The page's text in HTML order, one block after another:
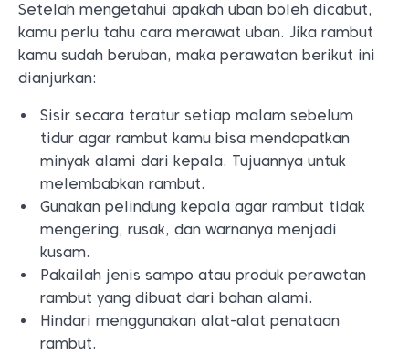
Setelah mengetahui apakah uban boleh dicabut,
kamu perlu tahu cara merawat uban. Jika rambut
kamu sudah beruban, maka perawatan berikut ini
dianjurkan:
Sisir secara teratur setiap malam sebelum
tidur agar rambut kamu bisa mendapatkan
minyak alami dari kepala. Tujuannya untuk
melembabkan rambut.
Gunakan pelindung kepala agar rambut tidak
mengering, rusak, dan warnanya menjadi
kusam.
Pakailah jenis sampo atau produk perawatan
rambut yang dibuat dari bahan alami.
Hindari menggunakan alat-alat penataan
rambut.